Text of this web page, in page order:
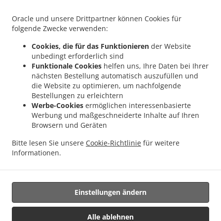
Oracle und unsere Drittpartner können Cookies für
folgende Zwecke verwenden:
Cookies, die für das Funktionieren der Website
unbedingt erforderlich sind
Funktionale Cookies helfen uns, Ihre Daten bei Ihrer
nächsten Bestellung automatisch auszufüllen und
die Website zu optimieren, um nachfolgende
Bestellungen zu erleichtern
Werbe-Cookies ermöglichen interessenbasierte
Werbung und maßgeschneiderte Inhalte auf Ihren
Browsern und Geräten
Bitte lesen Sie unsere Cookie-Richtlinie für weitere
Informationen.
Alle ablehnen
Einstellungen ändern
Rückingen
Indisches Essen Lieferservice Langenselbold Hüttengesäß
Indisches Essen Lieferservice Kahl am Main Großwelzheim
Indisches Essen Lieferservice Ronneburg Neuwiedermuß
.
Indisches Essen
Lieferservice Ronneburg . Indisches Essen Lieferservice Nidderau Ostheim . Indisches
Essen Lieferservice Nidderau Windecken . Indisches Essen Lieferservice Nidderau
Indisches Essen Lieferservice Hammersbach Marköbel . Indisches Essen Lieferservice
Hammersbach Hirzbach . Indisches Essen Lieferservice Hammersbach
Essen Lieferservice Hasselroth Neuenhaßlau
Indisches Essen Lieferservice
Hasselroth
. Indisches Essen Lieferservice Niederrodenbach Oberrodenbach
Freigericht Altenmittlau
Unterstützt von:
https://foodbooking-germany.de Web- und App Shop und
Kassensysteme für Gastronomie